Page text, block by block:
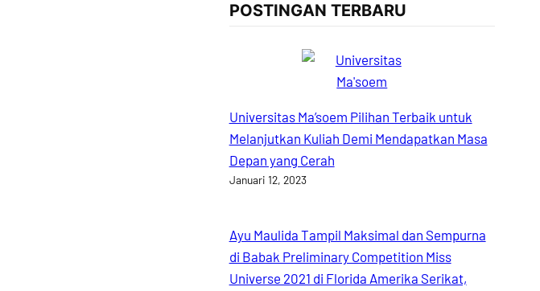
POSTINGAN TERBARU
Universitas Ma’soem Pilihan Terbaik untuk
Melanjutkan Kuliah Demi Mendapatkan Masa
Depan yang Cerah
Januari 12, 2023
Ayu Maulida Tampil Maksimal dan Sempurna
di Babak Preliminary Competition Miss
Universe 2021 di Florida Amerika Serikat,